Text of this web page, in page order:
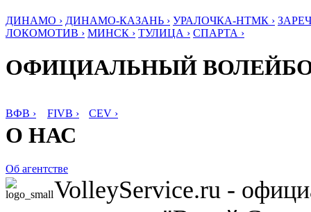
ДИНАМО › ДИНАМО-КАЗАНЬ › УРАЛОЧКА-НТМК ›
ЛОКОМОТИВ › МИНСК › ТУЛИЦА › СПАРТА ›
ОФИЦИАЛЬНЫЙ
ВФВ › FIVB › CEV ›
О НАС
Об агентстве
VolleyService.ru -